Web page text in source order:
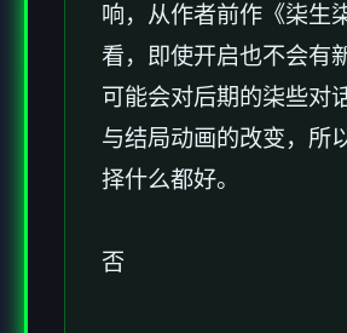
响，从作者前作《柒生
看，即使开启也不会有
可能会对后期的柒些对
与结局动画的改变，所
择什么都好。
否